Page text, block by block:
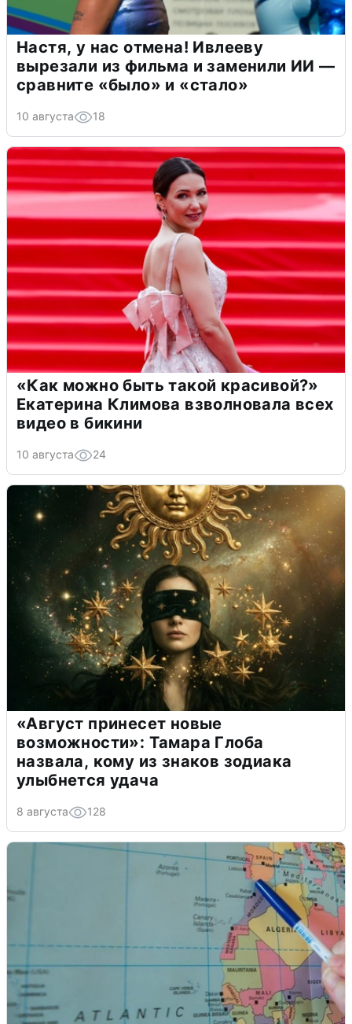
Настя, у нас отмена! Ивлееву
вырезали из фильма и заменили ИИ —
сравните «было» и «стало»
10 августа 18
«Как можно быть такой красивой?»
Екатерина Климова взволновала всех
видео в бикини
10 августа 24
«Август принесет новые
возможности»: Тамара Глоба
назвала, кому из знаков зодиака
улыбнется удача
8 августа 128